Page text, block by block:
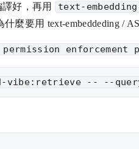
好，再用 text-embedding
麼要用 text-embeddeding /
permission enforcement